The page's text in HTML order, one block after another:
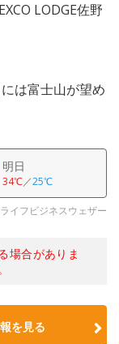
LODGE佐野
は富士山が望め
明日
34℃／25℃
イフビジネスウェザー
場合がありま
を見る